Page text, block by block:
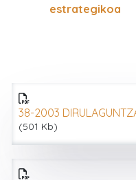
estrategikoa
38-2003
(501 Kb)